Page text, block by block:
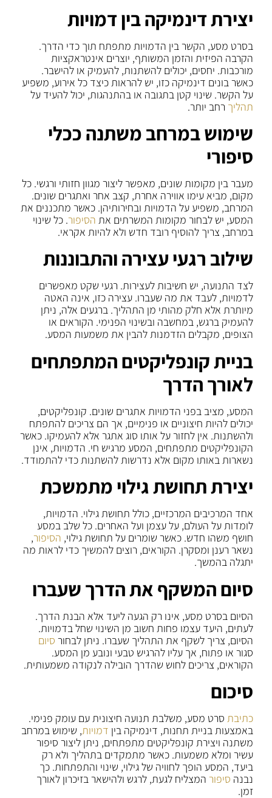
יצירת דינמיקה בין דמויות
בסרט מסע, הקשר בין הדמויות מתפתח תוך כדי הדרך.
הקרבה הפיזית והזמן המשותף, יוצרים אינטראקציות
מורכבות. יחסים, יכולים להשתנות, להעמיק או להישבר.
כאשר בונים דינמיקה כזו, יש להראות כיצד כל אירוע, משפיע
על הקשר. שינוי קטן בתגובה או בהתנהגות, יכול להעיד על
תהליך רחב יותר.
שימוש במרחב משתנה ככלי
סיפורי
מעבר בין מקומות שונים, מאפשר ליצור מגוון חזותי ורגשי. כל
מקום, מביא עימו אווירה אחרת, קצב אחר ואתגרים שונים.
המרחב, משפיע על הדמויות ובחירותיהן. כאשר מתכננים את
המסע, יש לבחור מקומות המשרתים את הסיפור. כל שינוי
במרחב, צריך להוסיף רובד חדש ולא להיות אקראי.
שילוב רגעי עצירה והתבוננות
לצד התנועה, יש חשיבות לעצירות. רגעי שקט מאפשרים
לדמויות, לעבד את מה שעברו. עצירה כזו, אינה האטה
מיותרת אלא חלק מהותי מן התהליך. ברגעים אלה, ניתן
להעמיק ברגש, במחשבה ובשינוי הפנימי. הקוראים או
הצופים, מקבלים הזדמנות להבין את משמעות המסע.
בניית קונפליקטים המתפתחים
לאורך הדרך
המסע, מציב בפני הדמויות אתגרים שונים. קונפליקטים,
יכולים להיות חיצוניים או פנימיים, אך הם צריכים להתפתח
ולהשתנות. אין לחזור על אותו סוג אתגר אלא להעמיקו. כאשר
הקונפליקטים מתפתחים, המסע מרגיש חי. הדמויות, אינן
נשארות באותו מקום אלא נדרשות להשתנות כדי להתמודד.
יצירת תחושת גילוי מתמשכת
אחד המרכיבים המרכזיים, כולל תחושת גילוי. הדמויות,
לומדות על העולם, על עצמן ועל האחרים. כל שלב במסע
חושף משהו חדש. כאשר שומרים על תחושת גילוי, הסיפור,
נשאר רענן ומסקרן. הקוראים, רוצים להמשיך כדי לראות מה
יתגלה בהמשך.
סיום המשקף את הדרך שעברו
הסיום בסרט מסע, אינו רק הגעה ליעד אלא הבנת הדרך.
לעתים, היעד עצמו פחות חשוב מן השינוי שחל בדמויות.
הסיום, צריך לשקף את התהליך שעברו. ניתן לבחור סיום
סגור או פתוח, אך עליו להרגיש טבעי ונובע מן המסע.
הקוראים, צריכים לחוש שהדרך הובילה לנקודה משמעותית.
סיכום
כתיבת סרט מסע, משלבת תנועה חיצונית עם עומק פנימי.
באמצעות בניית תחנות, דינמיקה בין דמויות, שימוש במרחב
משתנה ויצירת קונפליקטים מתפתחים, ניתן ליצור סיפור
עשיר ומלא משמעות. כאשר מתמקדים בתהליך ולא רק
ביעד, המסע הופך לחוויה של גילוי, שינוי והתפתחות. כך
נבנה סיפור המצליח לגעת, לרגש ולהישאר בזיכרון לאורך
זמן.